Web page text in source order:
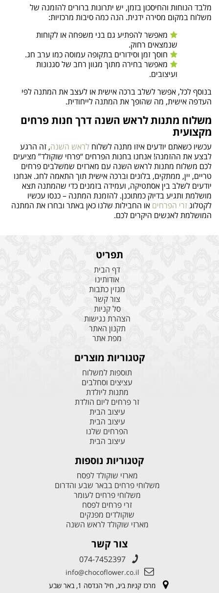
מלבד הנוחות והחיסכון בזמן, יש יתרונות ברורים להזמנה של
משלוח במקום מסירה ידנית. הנה כמה סיבות מרכזיות:
מאפשר להפתיע גם בני משפחה או לקוחות
שנמצאים רחוק.
חוסך זמן וסידורים בתקופה עמוסה כמו ערב חג.
מאפשר בחירה מתוך מגוון רחב של סגנונות
ועיצובים.
בנוסף לכל, אפשר לשלב ברכה אישית או לעצב את המתנה לפי
העדפה אישית, מה שהופך את המתנה לייחודית.
משלוח מתנות לראש השנה דרך חנות פרחים
מקצועית
עכשיו כשאתם יודעים איזו מתנה לשלוח לראש השנה, זה הרגע
לבצע את ההזמנה! אנחנו בחנות הפרחים “פרחי שוקולד” מציעים
לכם משלוח מתנות לראש השנה עם מארזים שמשלבים פרחים
טריים, יין, ממתקים, בלונים וברכה אישית תוך התאמה לחג. אנחנו
יודעים לשלב בין אסתטיקה, ועמידה בזמנים כדי שהמתנה תצא
מושלמת ותגיע בדיוק כמתוכנן. להזמנת המתנה – כנסו עכשיו
לקטלוגזרי הפרחים או החבילות שלנו כאן באתר ובחרו את המתנה
המושלמת לאנשים היקרים לכם.
תפריט
דף הבית
אודותינו
מגזין כתבות
צור קשר
סל קניות
הצהרת נגישות
תקנון האתר
מפת אתר
קטגוריות מוצרים
תוספות למשלוח
עציצים וסחלבים
מתנות ליולדת
זר פרחים ליום הולדת
עיצוב הבית
עיצוב הבית
הפרחים שלנו
עיצוב הבית
קטגוריות נוספות
מארזי שוקולד לפסח
משלוחי פרחים בבאר שבע והדרום
משלוחי פרחים לעומר
זרי פרחים לפסח
שוקולדים מפנקים
מארזי שוקולד לראש השנה
צור קשר
074-7452397
info@chocoflower.co.il
מרכז קניות ביג, חיל הנדסה 1, באר שבע